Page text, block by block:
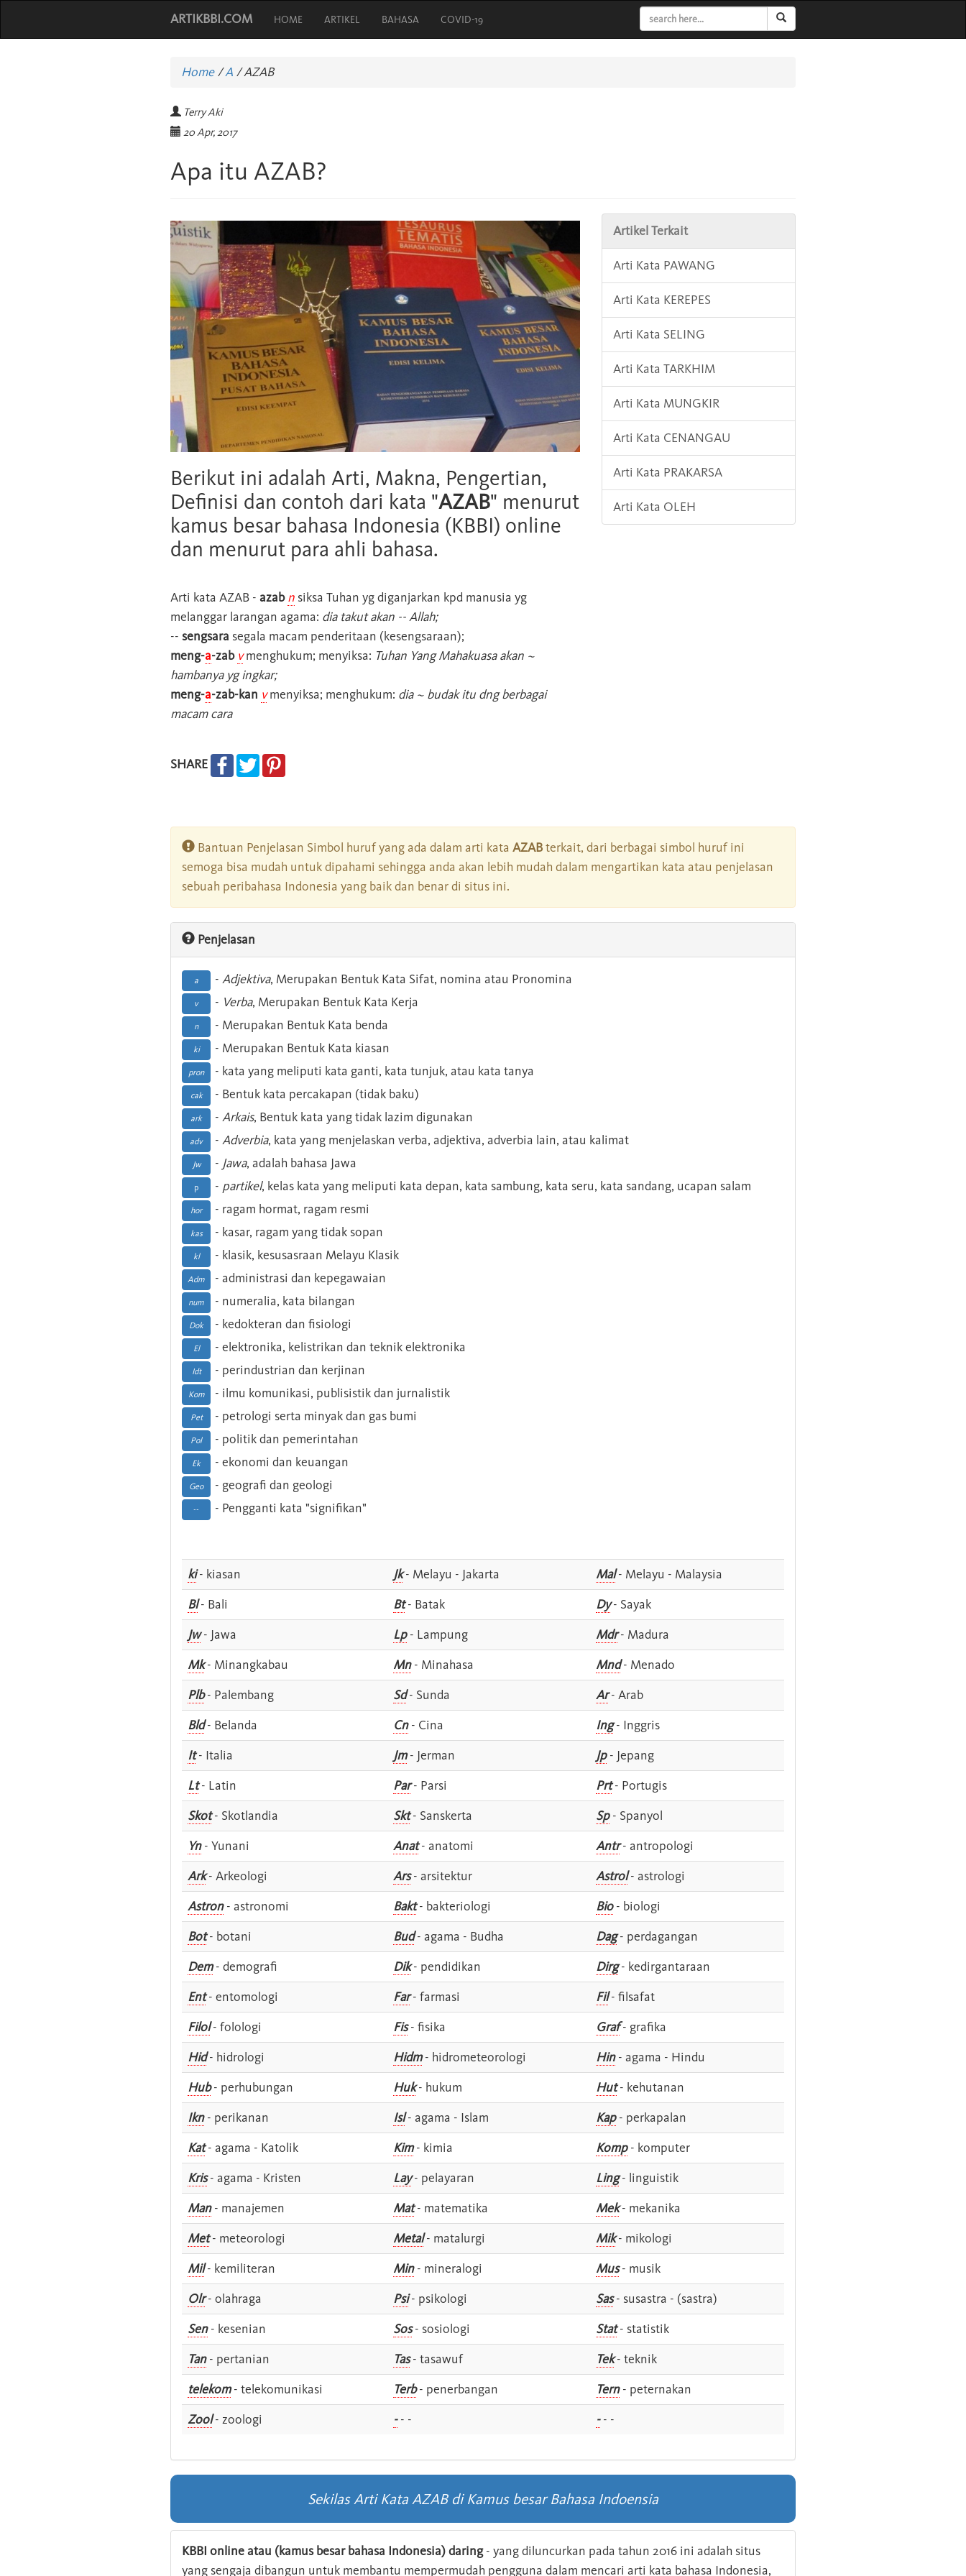
ARTIKBBI.COM HOME ARTIKEL BAHASA COVID-19
Home/A /AZAB
Terry Aki
20 Apr, 2017
Apa itu AZAB?
Berikut ini adalah Arti, Makna, Pengertian,
Definisi dan contoh dari kata "AZAB" menurut
kamus besar bahasa Indonesia (KBBI) online
dan menurut para ahli bahasa.
Arti kata AZAB - azab n siksa Tuhan yg diganjarkan kpd manusia yg
melanggar larangan agama: dia takut akan -- Allah;
-- sengsara segala macam penderitaan (kesengsaraan);
meng-a-zab vmenghukum; menyiksa: Tuhan Yang Mahakuasa akan ~
hambanya yg ingkar;
meng-a-zab-kan vmenyiksa; menghukum: dia ~ budak itu dng berbagai
macam cara
SHARE
Artikel Terkait
Arti Kata PAWANG
Arti Kata KEREPES
Arti Kata SELING
Arti Kata TARKHIM
Arti Kata MUNGKIR
Arti Kata CENANGAU
Arti Kata PRAKARSA
Arti Kata OLEH
Bantuan Penjelasan Simbol huruf yang ada dalam arti kata AZABterkait, dari berbagai simbol huruf ini
semoga bisa mudah untuk dipahami sehingga anda akan lebih mudah dalam mengartikan kata atau penjelasan
sebuah peribahasa Indonesia yang baik dan benar di situs ini.
Penjelasan
a - Adjektiva, Merupakan Bentuk Kata Sifat, nomina atau Pronomina
v - Verba, Merupakan Bentuk Kata Kerja
n - Merupakan Bentuk Kata benda
ki - Merupakan Bentuk Kata kiasan
pron - kata yang meliputi kata ganti, kata tunjuk, atau kata tanya
cak - Bentuk kata percakapan (tidak baku)
ark - Arkais, Bentuk kata yang tidak lazim digunakan
adv - Adverbia, kata yang menjelaskan verba, adjektiva, adverbia lain, atau kalimat
Jw - Jawa, adalah bahasa Jawa
p - partikel, kelas kata yang meliputi kata depan, kata sambung, kata seru, kata sandang, ucapan salam
hor - ragam hormat, ragam resmi
kas - kasar, ragam yang tidak sopan
kl - klasik, kesusasraan Melayu Klasik
Adm - administrasi dan kepegawaian
num - numeralia, kata bilangan
Dok - kedokteran dan fisiologi
El - elektronika, kelistrikan dan teknik elektronika
Idt - perindustrian dan kerjinan
Kom - ilmu komunikasi, publisistik dan jurnalistik
Pet - petrologi serta minyak dan gas bumi
Pol - politik dan pemerintahan
Ek - ekonomi dan keuangan
Geo - geografi dan geologi
-- - Pengganti kata "signifikan"
ki- kiasan Jk- Melayu - Jakarta Mal- Melayu - Malaysia
Bl- Bali Bt- Batak Dy- Sayak
Jw- Jawa Lp- Lampung Mdr- Madura
Mk- Minangkabau Mn- Minahasa Mnd- Menado
Plb- Palembang Sd- Sunda Ar- Arab
Bld- Belanda Cn- Cina Ing- Inggris
It- Italia Jm- Jerman Jp- Jepang
Lt- Latin Par- Parsi Prt- Portugis
Skot- Skotlandia Skt- Sanskerta Sp- Spanyol
Yn- Yunani Anat- anatomi Antr- antropologi
Ark- Arkeologi Ars- arsitektur Astrol- astrologi
Astron- astronomi Bakt- bakteriologi Bio- biologi
Bot- botani Bud- agama - Budha Dag- perdagangan
Dem- demografi Dik- pendidikan Dirg- kedirgantaraan
Ent- entomologi Far- farmasi Fil- filsafat
Filol- folologi Fis- fisika Graf- grafika
Hid- hidrologi Hidm- hidrometeorologi Hin- agama - Hindu
Hub- perhubungan Huk- hukum Hut- kehutanan
Ikn- perikanan Isl- agama - Islam Kap- perkapalan
Kat- agama - Katolik Kim- kimia Komp- komputer
Kris- agama - Kristen Lay- pelayaran Ling- linguistik
Man- manajemen Mat- matematika Mek- mekanika
Met- meteorologi Metal- matalurgi Mik- mikologi
Mil- kemiliteran Min- mineralogi Mus- musik
Olr- olahraga Psi- psikologi Sas- susastra - (sastra)
Sen- kesenian Sos- sosiologi Stat- statistik
Tan- pertanian Tas- tasawuf Tek- teknik
telekom- telekomunikasi Terb- penerbangan Tern- peternakan
Zool- zoologi -- - -- -
Sekilas Arti Kata AZAB di Kamus besar Bahasa Indoensia
KBBI online atau (kamus besar bahasa Indonesia) daring- yang diluncurkan pada tahun 2016 ini adalah situs
yang sengaja dibangun untuk membantu mempermudah pengguna dalam mencari arti kata bahasa Indonesia,